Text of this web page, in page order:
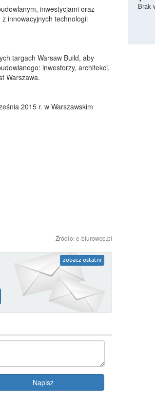
inwestycjami oraz
innowacyjnych technologii
targach Warsaw Build, aby
inwestorzy, architekci,
Warszawa.
2015 r. w Warszawskim
Źródło: e-biurowce.pl
zobacz ostatni
Brak